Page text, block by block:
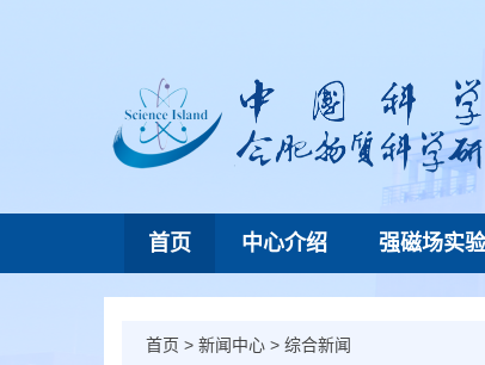
首页 中心介绍 强磁场实
首页 > 新闻中心 > 综合新闻